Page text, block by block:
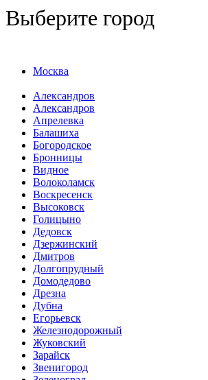
Выберите город
Москва
Александров
Александров
Апрелевка
Балашиха
Богородское
Бронницы
Видное
Волоколамск
Воскресенск
Высоковск
Голицыно
Дедовск
Дзержинский
Дмитров
Долгопрудный
Домодедово
Дрезна
Дубна
Егорьевск
Железнодорожный
Жуковский
Зарайск
Звенигород